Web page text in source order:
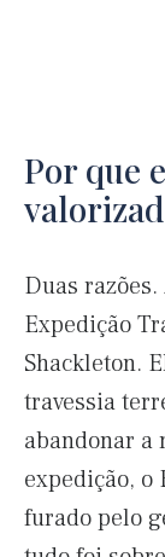
Por que
Duas
Expedição
Shackleton.
travessia
abandonar a
expedição, o
furado pelo